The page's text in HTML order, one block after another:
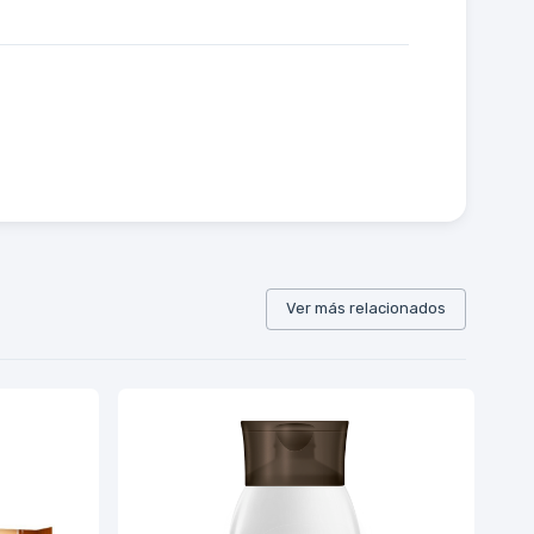
Ver más relacionados